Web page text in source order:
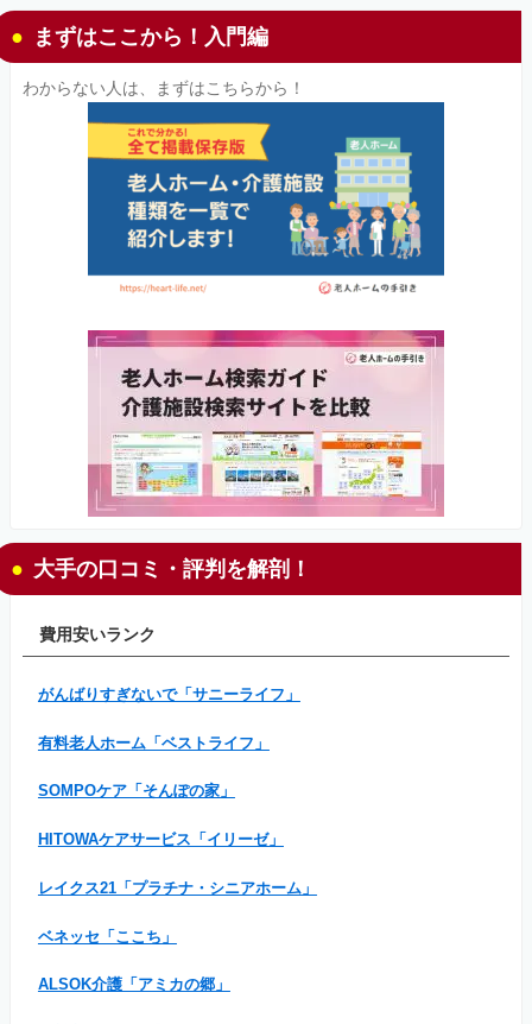
まずはここから！入門編
わからない人は、まずはこちらから！
大手の口コミ・評判を解剖！
費用安いランク
がんばりすぎないで「サニーライフ」
有料老人ホーム「ベストライフ」
SOMPOケア「そんぽの家」
HITOWAケアサービス「イリーゼ」
レイクス21「プラチナ・シニアホーム」
ベネッセ「ここち」
ALSOK介護「アミカの郷」